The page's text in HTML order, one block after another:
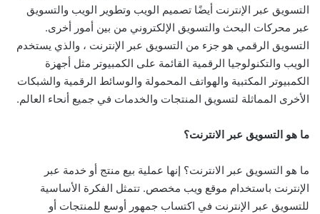
التسويق عبر الإنترنت أيضًا تصميم الويب وتطوير الويب والتسويق
عبر محركات البحث والتسويق الإلكتروني من بين أمور أخرى.
التسويق الرقمي هو جزء من التسويق عبر الإنترنت ، والذي يستخدم
الويب والتكنولوجيا الرقمية القائمة على الكمبيوتر مثل أجهزة
الكمبيوتر المكتبية والهواتف المحمولة والوسائط الرقمية والشبكات
الأخرى المماثلة لتسويق المنتجات والخدمات في جميع أنحاء العالم.
ما هو التسويق عبر الانترنت؟
ما هو التسويق عبر الانترنت؟ إنها عملية بيع منتج أو خدمة عبر
الإنترنت باستخدام موقع ويب مخصص. تتمثل الفكرة الأساسية
للتسويق عبر الإنترنت في اكتساب جمهور أوسع للمنتجات أو